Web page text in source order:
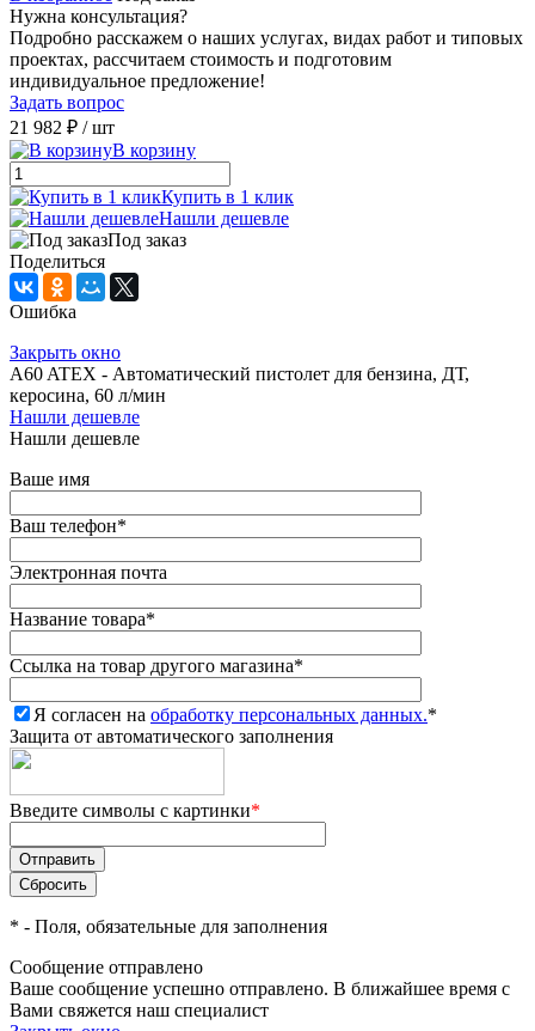
Нужна консультация?
Подробно расскажем о наших услугах, видах работ и типовых
проектах, рассчитаем стоимость и подготовим
индивидуальное предложение!
Задать вопрос
21 982 ₽ / шт
В корзину
Купить в 1 клик
Нашли дешевле
Под заказ
Поделиться
Ошибка
Закрыть окно
A60 ATEX - Автоматический пистолет для бензина, ДТ,
керосина, 60 л/мин
Нашли дешевле
Нашли дешевле
Ваше имя
Ваш телефон*
Электронная почта
Название товара*
Ссылка на товар другого магазина*
Я согласен на обработку персональных данных.*
Защита от автоматического заполнения
Введите символы с картинки*
* - Поля, обязательные для заполнения
Сообщение отправлено
Ваше сообщение успешно отправлено. В ближайшее время с
Вами свяжется наш специалист